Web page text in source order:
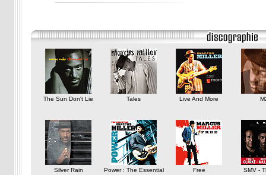
The Sun Don't Lie Tales Live And More
Silver Rain Power : The Essential Free SMV -